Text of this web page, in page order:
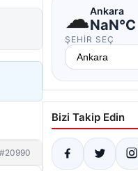
#20990
☁Ankara
NaN°C
ŞEHIR SEÇ
Bizi Takip Edin